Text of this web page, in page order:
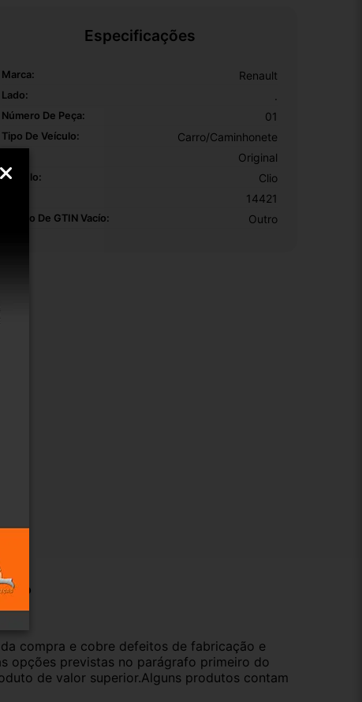
Especificações
Marca: Renault
Lado:
Número De Peça: 01
Tipo De Veículo: Carro/Caminhonete
Original
Modelo: Clio
14421
Motivo De GTIN Vacío: Outro
compra e cobre defeitos de fabricação e
opções previstas no parágrafo primeiro do
de valor superior.Alguns produtos contam